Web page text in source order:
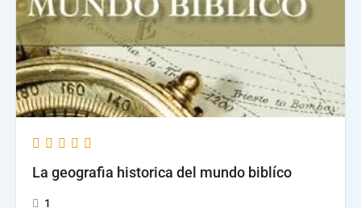
La geografia historica del mundo biblíco
1